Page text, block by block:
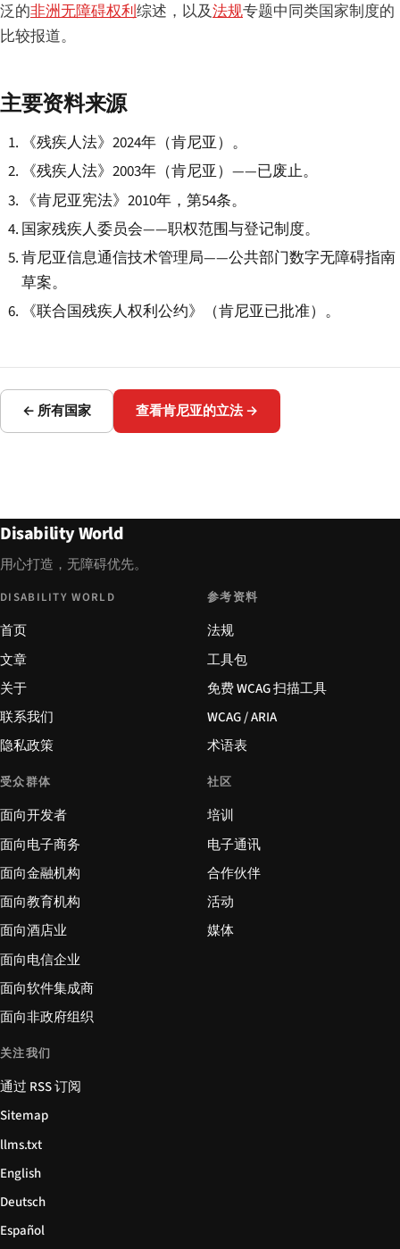
泛的非洲无障碍权利综述，以及法规专题中同类国家制度的
比较报道。
主要资料来源
《残疾人法》2024年（肯尼亚）。
《残疾人法》2003年（肯尼亚）——已废止。
《肯尼亚宪法》2010年，第54条。
国家残疾人委员会——职权范围与登记制度。
肯尼亚信息通信技术管理局——公共部门数字无障碍指南
草案。
《联合国残疾人权利公约》（肯尼亚已批准）。
← 所有国家 查看肯尼亚的立法 →
Disability World
用心打造，无障碍优先。
DISABILITY WORLD
首页
文章
关于
联系我们
隐私政策
参考资料
法规
工具包
免费 WCAG 扫描工具
WCAG / ARIA
术语表
受众群体
面向开发者
面向电子商务
面向金融机构
面向教育机构
面向酒店业
面向电信企业
面向软件集成商
面向非政府组织
社区
培训
电子通讯
合作伙伴
活动
媒体
关注我们
通过 RSS 订阅
Sitemap
llms.txt
English
Deutsch
Español